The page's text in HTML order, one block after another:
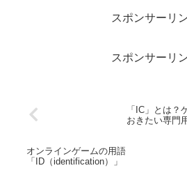
スポンサーリ
スポンサーリ
「IC」とは？
おきたい専門
オンラインゲームの用語
「ID（identification）」